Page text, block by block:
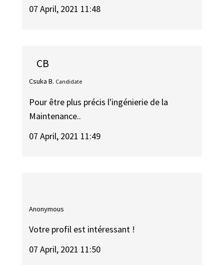
07 April, 2021 11:48
CB
Csuka B. Candidate
Pour être plus précis l'ingénierie de la
Maintenance..
07 April, 2021 11:49
Anonymous
Votre profil est intéressant !
07 April, 2021 11:50